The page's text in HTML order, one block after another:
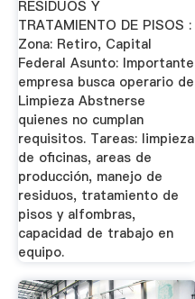
RESIDUOS Y
TRATAMIENTO DE PISOS :
Zona: Retiro, Capital
Federal Asunto: Importante
empresa busca operario de
Limpieza Abstnerse
quienes no cumplan
requisitos. Tareas: limpieza
de oficinas, areas de
producción, manejo de
residuos, tratamiento de
pisos y alfombras,
capacidad de trabajo en
equipo.